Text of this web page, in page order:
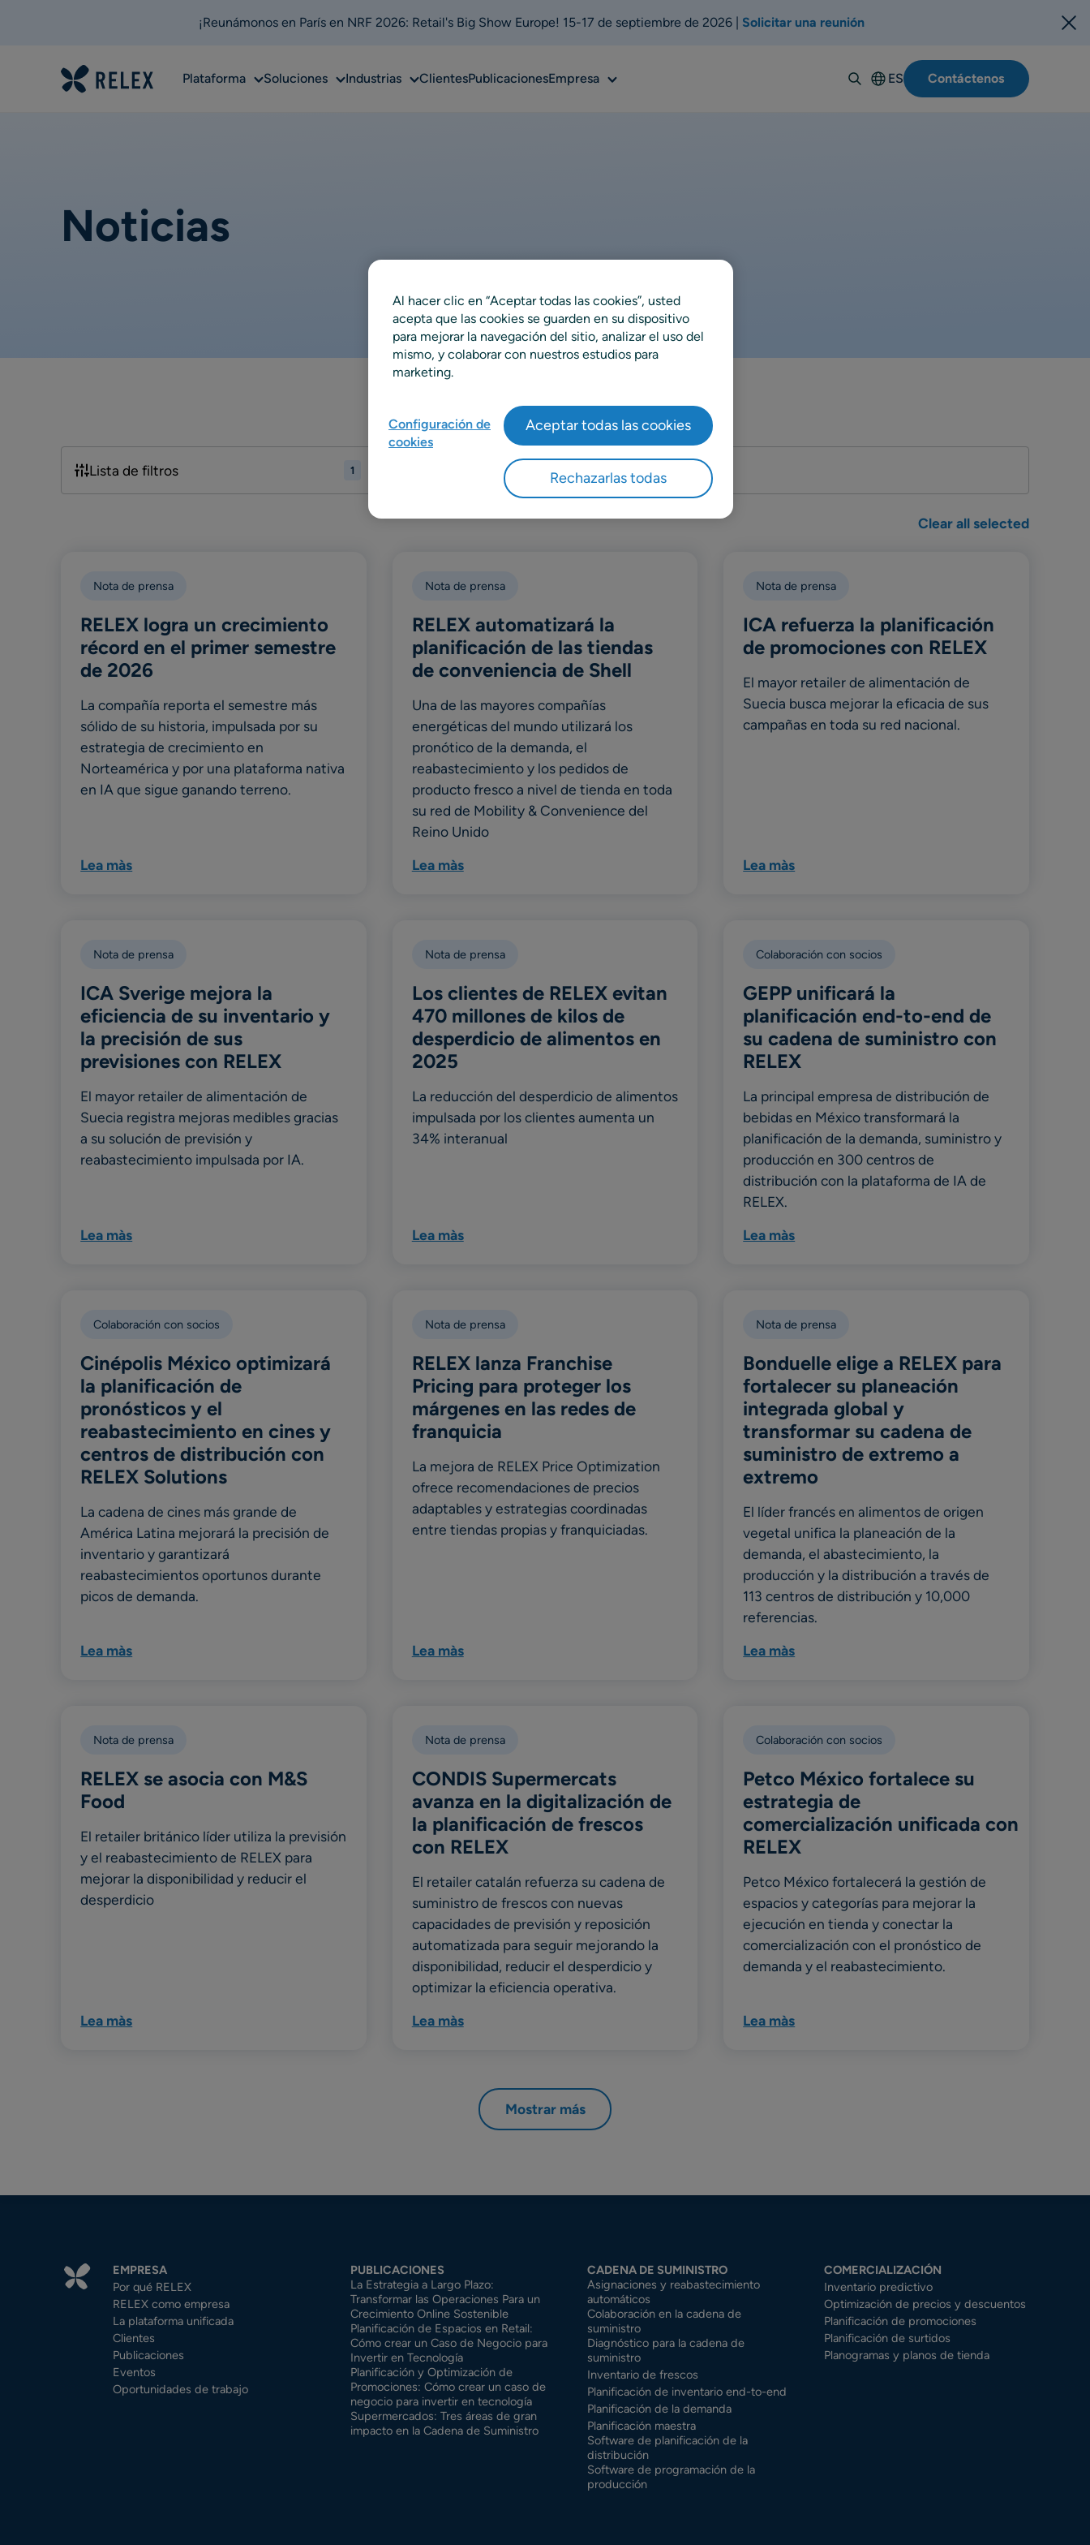
¡Reunámonos en París en NRF 2026: Retail's Big Show Europe! 15-17 de septiembre de 2026 | Solicitar una reunión
PlataformaSubSolucionesSubIndustriasSubClientesPublicacionesEmpresaSub
ES
English
Polski
Contáctenos
Noticias
Lista de filtros 1
Clear all selected
Nota de prensa
RELEX logra un crecimiento
récord en el primer semestre
de 2026
La compañía reporta el semestre más
sólido de su historia, impulsada por su
estrategia de crecimiento en
Norteamérica y por una plataforma nativa
en IA que sigue ganando terreno.
Lea màs
Nota de prensa
RELEX automatizará la
planificación de las tiendas
de conveniencia de Shell
Una de las mayores compañías
energéticas del mundo utilizará los
pronótico de la demanda, el
reabastecimiento y los pedidos de
producto fresco a nivel de tienda en toda
su red de Mobility & Convenience del
Reino Unido
Lea màs
Nota de prensa
ICA refuerza la planificación
de promociones con RELEX
El mayor retailer de alimentación de
Suecia busca mejorar la eficacia de sus
campañas en toda su red nacional.
Lea màs
Nota de prensa
ICA Sverige mejora la
eficiencia de su inventario y
la precisión de sus
previsiones con RELEX
El mayor retailer de alimentación de
Suecia registra mejoras medibles gracias
a su solución de previsión y
reabastecimiento impulsada por IA.
Lea màs
Nota de prensa
Los clientes de RELEX evitan
470 millones de kilos de
desperdicio de alimentos en
2025
La reducción del desperdicio de alimentos
impulsada por los clientes aumenta un
34% interanual
Lea màs
Colaboración con socios
GEPP unificará la
planificación end-to-end de
su cadena de suministro con
RELEX
La principal empresa de distribución de
bebidas en México transformará la
planificación de la demanda, suministro y
producción en 300 centros de
distribución con la plataforma de IA de
RELEX.
Lea màs
Colaboración con socios
Cinépolis México optimizará
la planificación de
pronósticos y el
reabastecimiento en cines y
centros de distribución con
RELEX Solutions
La cadena de cines más grande de
América Latina mejorará la precisión de
inventario y garantizará
reabastecimientos oportunos durante
picos de demanda.
Lea màs
Nota de prensa
RELEX lanza Franchise
Pricing para proteger los
márgenes en las redes de
franquicia
La mejora de RELEX Price Optimization
ofrece recomendaciones de precios
adaptables y estrategias coordinadas
entre tiendas propias y franquiciadas.
Lea màs
Nota de prensa
Bonduelle elige a RELEX para
fortalecer su planeación
integrada global y
transformar su cadena de
suministro de extremo a
extremo
El líder francés en alimentos de origen
vegetal unifica la planeación de la
demanda, el abastecimiento, la
producción y la distribución a través de
113 centros de distribución y 10,000
referencias.
Lea màs
Nota de prensa
RELEX se asocia con M&S
Food
El retailer británico líder utiliza la previsión
y el reabastecimiento de RELEX para
mejorar la disponibilidad y reducir el
desperdicio
Lea màs
Nota de prensa
CONDIS Supermercats
avanza en la digitalización de
la planificación de frescos
con RELEX
El retailer catalán refuerza su cadena de
suministro de frescos con nuevas
capacidades de previsión y reposición
automatizada para seguir mejorando la
disponibilidad, reducir el desperdicio y
optimizar la eficiencia operativa.
Lea màs
Colaboración con socios
Petco México fortalece su
estrategia de
comercialización unificada con
RELEX
Petco México fortalecerá la gestión de
espacios y categorías para mejorar la
ejecución en tienda y conectar la
comercialización con el pronóstico de
demanda y el reabastecimiento.
Lea màs
Mostrar más
EMPRESA
Por qué RELEX
RELEX como empresa
La plataforma unificada
Clientes
Publicaciones
Eventos
Oportunidades de trabajo
PUBLICACIONES
La Estrategia a Largo Plazo:
Transformar las Operaciones Para un
Crecimiento Online Sostenible
Planificación de Espacios en Retail:
Cómo crear un Caso de Negocio para
Invertir en Tecnología
Planificación y Optimización de
Promociones: Cómo crear un caso de
negocio para invertir en tecnología
Supermercados: Tres áreas de gran
impacto en la Cadena de Suministro
CADENA DE SUMINISTRO
Asignaciones y reabastecimiento
automáticos
Colaboración en la cadena de
suministro
Diagnóstico para la cadena de
suministro
Inventario de frescos
Planificación de inventario end-to-end
Planificación de la demanda
Planificación maestra
Software de planificación de la
distribución
Software de programación de la
producción
COMERCIALIZACIÓN
Inventario predictivo
Optimización de precios y descuentos
Planificación de promociones
Planificación de surtidos
Planogramas y planos de tienda
Al hacer clic en “Aceptar todas las cookies”, usted
acepta que las cookies se guarden en su dispositivo
para mejorar la navegación del sitio, analizar el uso del
mismo, y colaborar con nuestros estudios para
marketing.
Configuración de
cookies
Rechazarlas todas
Aceptar todas las cookies